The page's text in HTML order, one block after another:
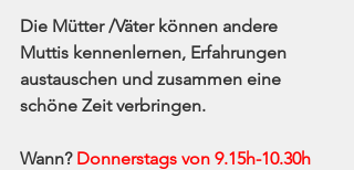
Die Mütter /Väter können andere
Muttis kennenlernen, Erfahrungen
austauschen und zusammen eine
schöne Zeit verbringen.
Wann? Donnerstags von 9.15h-10.30h